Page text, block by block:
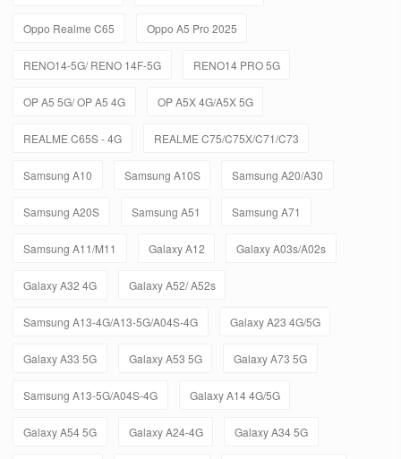
Oppo Realme C65 Oppo A5 Pro 2025
RENO14-5G/ RENO 14F-5G RENO14 PRO 5G
OP A5 5G/ OP A5 4G OP A5X 4G/A5X 5G
REALME C65S - 4G REALME C75/C75X/C71/C73
Samsung A10 Samsung A10S Samsung A20/A30
Samsung A20S Samsung A51 Samsung A71
Samsung A11/M11 Galaxy A12 Galaxy A03s/A02s
Galaxy A32 4G Galaxy A52/ A52s
Samsung A13-4G/A13-5G/A04S-4G Galaxy A23 4G/5G
Galaxy A33 5G Galaxy A53 5G Galaxy A73 5G
Samsung A13-5G/A04S-4G Galaxy A14 4G/5G
Galaxy A54 5G Galaxy A24-4G Galaxy A34 5G